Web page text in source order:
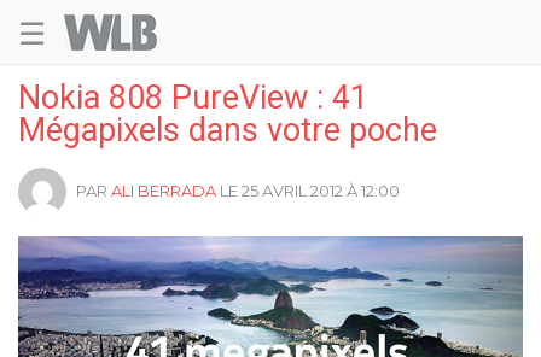
☰
Nokia 808 PureView : 41
Mégapixels dans votre poche
PAR ALI BERRADA LE 25 AVRIL 2012 À 12:00